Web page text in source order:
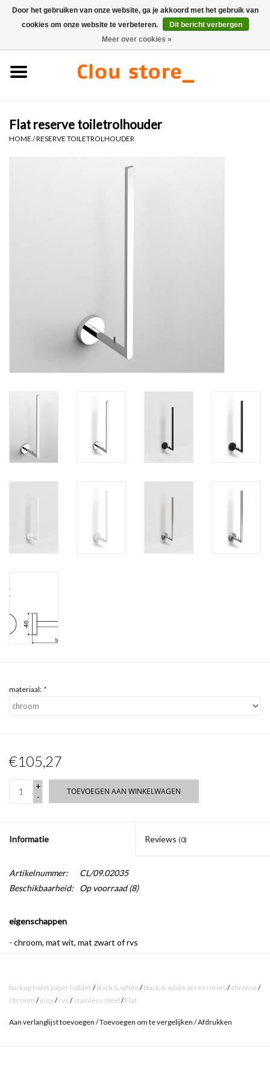
0 Artikelen - €0,00
Fonteinsets
Badkamer accessoires
Merken
Flat reserve toiletrolhouder
HOME /RESERVE TOILETROLHOUDER
materiaal: *
€105,27
+
-
TOEVOEGEN AAN WINKELWAGEN
Informatie Reviews (0)
Artikelnummer:
CL/09.02035
Beschikbaarheid:
Op voorraad(8)
eigenschappen
- chroom, mat wit, mat zwart of rvs
backup toilet paper holder /black & white /black & white accessories /chrome /
chroom /inox/rvs /stainless steel /Flat
Aan verlanglijst toevoegen /Toevoegen om te vergelijken /Afdrukken
Door het gebruiken van onze website, ga je akkoord met het gebruik van
cookies om onze website te verbeteren.
Dit bericht verbergen
Meer over cookies »